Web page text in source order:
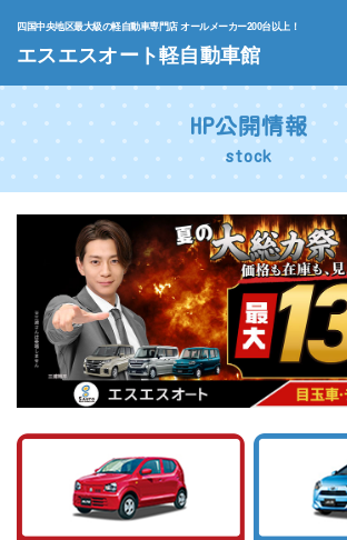
四国中央地区最大級の軽自動車専門店 オールメーカー200台以上！
エスエスオート軽自動車館
HP公開情報
stock